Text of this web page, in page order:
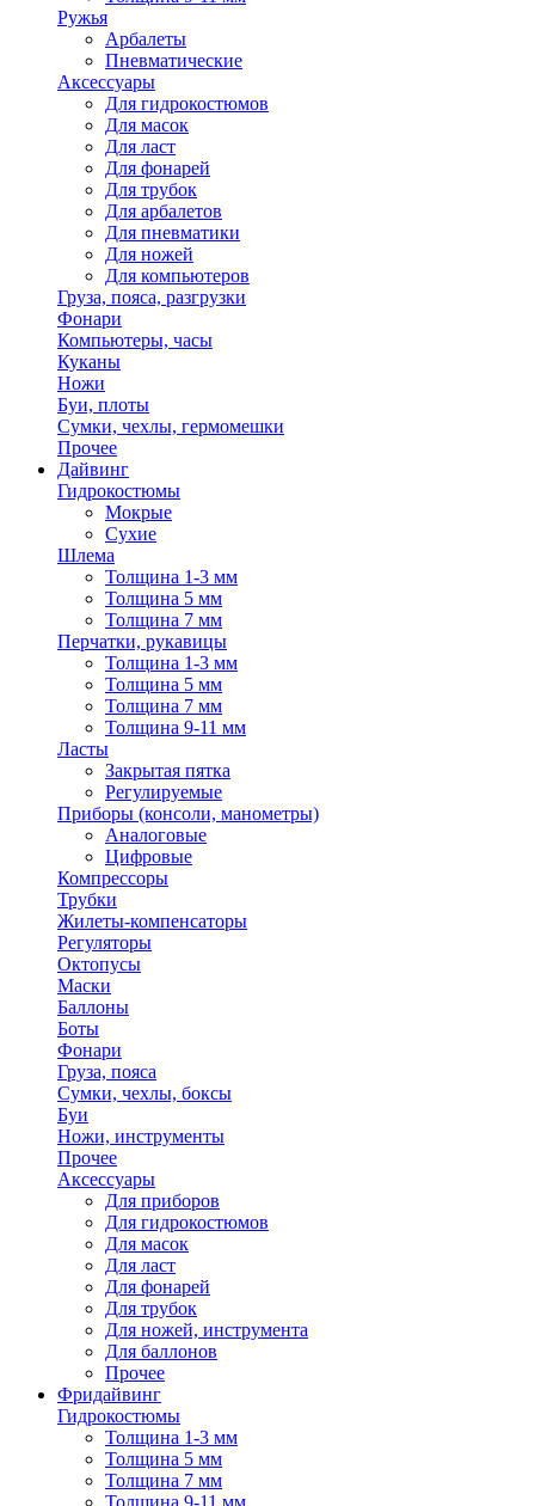
Ружья
Арбалеты
Пневматические
Аксессуары
Для гидрокостюмов
Для масок
Для ласт
Для фонарей
Для трубок
Для арбалетов
Для пневматики
Для ножей
Для компьютеров
Груза, пояса, разгрузки
Фонари
Компьютеры, часы
Куканы
Ножи
Буи, плоты
Сумки, чехлы, гермомешки
Прочее
Дайвинг
Гидрокостюмы
Мокрые
Сухие
Шлема
Толщина 1-3 мм
Толщина 5 мм
Толщина 7 мм
Перчатки, рукавицы
Толщина 1-3 мм
Толщина 5 мм
Толщина 7 мм
Толщина 9-11 мм
Ласты
Закрытая пятка
Регулируемые
Приборы (консоли, манометры)
Аналоговые
Цифровые
Компрессоры
Трубки
Жилеты-компенсаторы
Регуляторы
Октопусы
Маски
Баллоны
Боты
Фонари
Груза, пояса
Сумки, чехлы, боксы
Буи
Ножи, инструменты
Прочее
Аксессуары
Для приборов
Для гидрокостюмов
Для масок
Для ласт
Для фонарей
Для трубок
Для ножей, инструмента
Для баллонов
Прочее
Фридайвинг
Гидрокостюмы
Толщина 1-3 мм
Толщина 5 мм
Толщина 7 мм
Толщина 9-11 мм